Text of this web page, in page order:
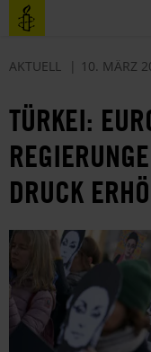
Direkt
zum
Benutzermenü
AKTUELL 10. MÄRZ
TÜRKEI:
DRUCK